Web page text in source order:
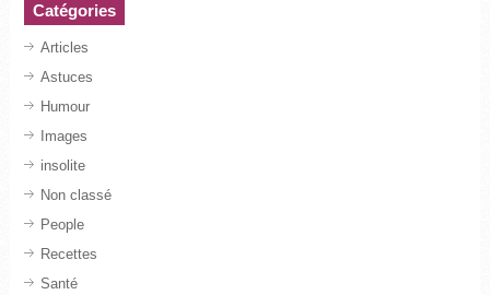
Catégories
Articles
Astuces
Humour
Images
insolite
Non classé
People
Recettes
Santé